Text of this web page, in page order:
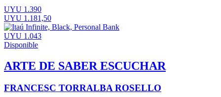
UYU 1.390
UYU 1.181,50
UYU 1.043
Disponible
ARTE DE SABER ESCUCHAR
FRANCESC TORRALBA ROSELLO